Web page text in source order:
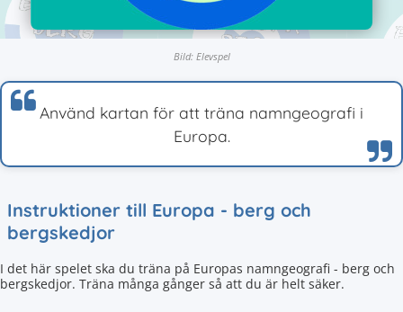
Bild: Elevspel
Använd kartan för att träna namngeografi i
Europa.
Instruktioner till Europa - berg och
bergskedjor
I det här spelet ska du träna på Europas namngeografi - berg och
bergskedjor. Träna många gånger så att du är helt säker.